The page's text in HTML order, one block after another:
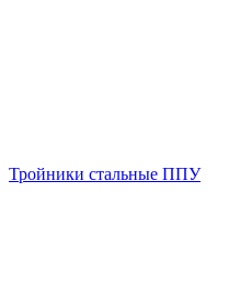
Тройники стальные ППУ